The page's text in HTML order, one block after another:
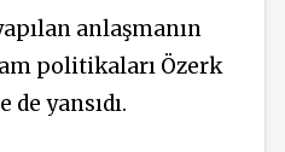
anlaşmanın
politikaları Özerk
yansıdı.